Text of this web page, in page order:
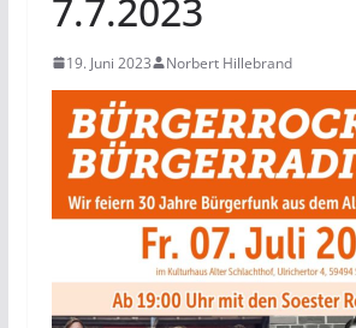
7.7.2023
19. Juni 2023 Norbert Hillebrand